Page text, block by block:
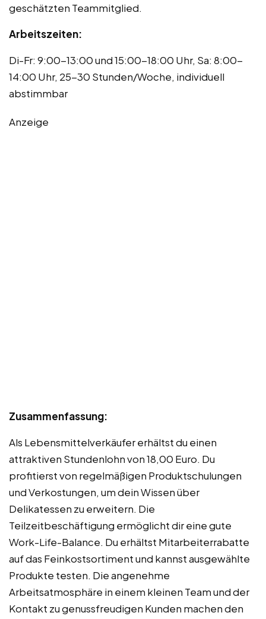
geschätzten Teammitglied.
Arbeitszeiten:
Di-Fr: 9:00-13:00 und 15:00-18:00 Uhr, Sa: 8:00-
14:00 Uhr, 25-30 Stunden/Woche, individuell
abstimmbar
Anzeige
Zusammenfassung:
Als Lebensmittelverkäufer erhältst du einen
attraktiven Stundenlohn von 18,00 Euro. Du
profitierst von regelmäßigen Produktschulungen
und Verkostungen, um dein Wissen über
Delikatessen zu erweitern. Die
Teilzeitbeschäftigung ermöglicht dir eine gute
Work-Life-Balance. Du erhältst Mitarbeiterrabatte
auf das Feinkostsortiment und kannst ausgewählte
Produkte testen. Die angenehme
Arbeitsatmosphäre in einem kleinen Team und der
Kontakt zu genussfreudigen Kunden machen den